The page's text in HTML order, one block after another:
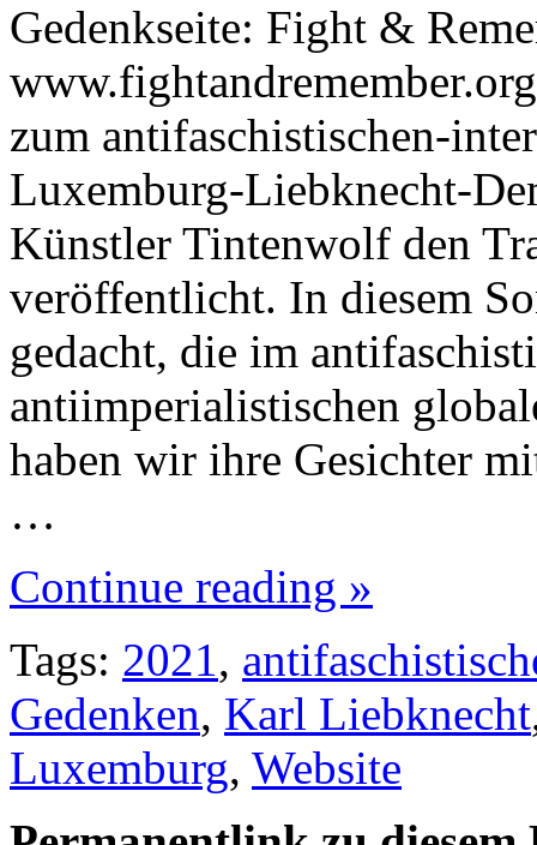
Gedenkseite: Fight &
zum antifaschistischen-
Luxemburg-Liebknecht-
Künstler Tintenwolf den
veröffentlicht. In diesem
gedacht, die im
antiimperialistischen
haben wir ihre Gesichter
…
Continue reading »
Tags: 2021,
Gedenken, Karl Liebknecht
Luxemburg, Website